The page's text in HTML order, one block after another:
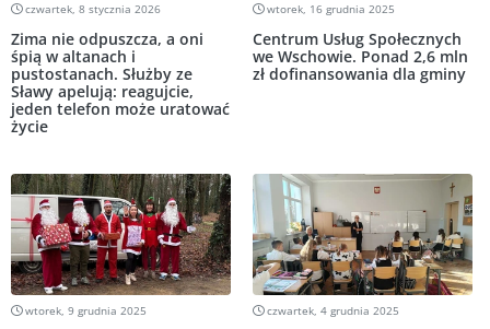
czwartek, 8 stycznia 2026
Zima nie odpuszcza, a oni
śpią w altanach i
pustostanach. Służby ze
Sławy apelują: reagujcie,
jeden telefon może uratować
życie
wtorek, 16 grudnia 2025
Centrum Usług Społecznych
we Wschowie. Ponad 2,6 mln
zł dofinansowania dla gminy
wtorek, 9 grudnia 2025 czwartek, 4 grudnia 2025